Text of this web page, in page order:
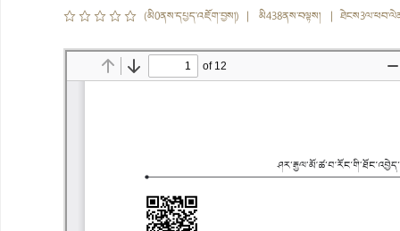
(མི0ནས་དཔྱད་འཇོག་བྱས།) | མི438ནས་བལྟས། |